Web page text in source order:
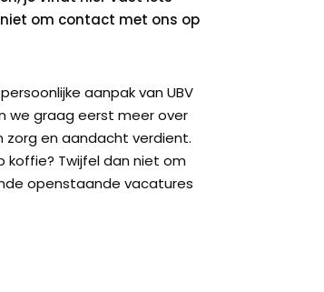
om contact met ons op
aanpak van UBV
we graag eerst meer over
zorg en aandacht verdient.
koffie? Twijfel dan niet om
openstaandevacatures